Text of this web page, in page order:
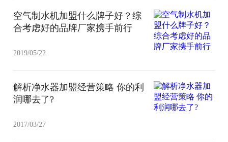
空气制水机加盟什么牌子好？综
合考虑好的品牌厂家携手前行
2019/05/22
解析净水器加盟经营策略 你的利
润哪去了?
2017/03/27